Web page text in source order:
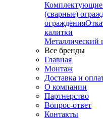
Комплектующие
(сварные)
ограждения
калитки
Металлический
Все бренды
Главная
Монтаж
Доставка и
О компании
Партнерство
Вопрос-ответ
Контакты